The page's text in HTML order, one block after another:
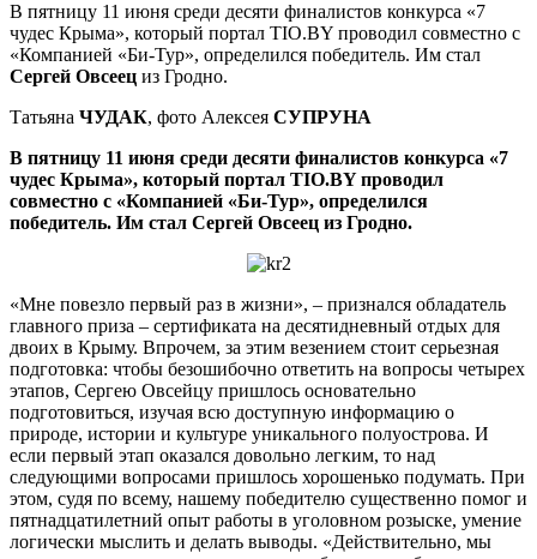
В пятницу 11 июня среди десяти финалистов конкурса «7
чудес Крыма», который портал TIO.BY проводил совместно с
«Компанией «Би-Тур», определился победитель. Им стал
Сергей Овсеец из Гродно.
Татьяна ЧУДАК, фото Алексея СУПРУНА
В пятницу 11 июня среди десяти финалистов конкурса «7
чудес Крыма», который портал TIO.BY проводил
совместно с «Компанией «Би-Тур», определился
победитель. Им стал Сергей Овсеец из Гродно.
«Мне повезло первый раз в жизни», – признался обладатель
главного приза – сертификата на десятидневный отдых для
двоих в Крыму. Впрочем, за этим везением стоит серьезная
подготовка: чтобы безошибочно ответить на вопросы четырех
этапов, Сергею Овсейцу пришлось основательно
подготовиться, изучая всю доступную информацию о
природе, истории и культуре уникального полуострова. И
если первый этап оказался довольно легким, то над
следующими вопросами пришлось хорошенько подумать. При
этом, судя по всему, нашему победителю существенно помог и
пятнадцатилетний опыт работы в уголовном розыске, умение
логически мыслить и делать выводы. «Действительно, мы